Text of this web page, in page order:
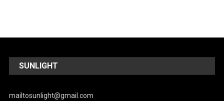
SUNLIGHT
mailtosunlight@gmail.com